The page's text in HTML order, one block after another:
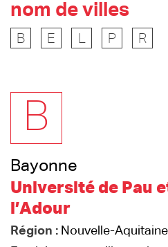
nom de villes
B E L P R
B
Bayonne
Université de Pau
l’Adour
Région : Nouvelle-Aquitaine